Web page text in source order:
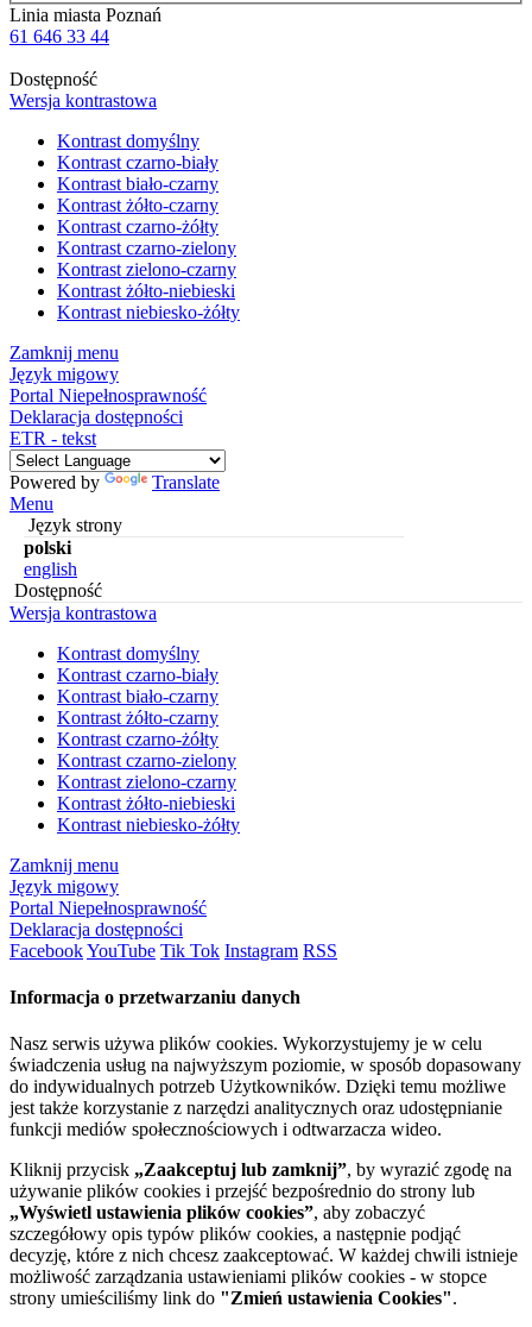
Linia miasta Poznań
61 646 33 44
Dostępność
Wersja kontrastowa
Kontrast domyślny
Kontrast czarno-biały
Kontrast biało-czarny
Kontrast żółto-czarny
Kontrast czarno-żółty
Kontrast czarno-zielony
Kontrast zielono-czarny
Kontrast żółto-niebieski
Kontrast niebiesko-żółty
Zamknij menu
Język migowy
Portal Niepełnosprawność
Deklaracja dostępności
ETR - tekst
Powered by
Translate
Menu
Język strony
polski
english
Dostępność
Wersja kontrastowa
Kontrast domyślny
Kontrast czarno-biały
Kontrast biało-czarny
Kontrast żółto-czarny
Kontrast czarno-żółty
Kontrast czarno-zielony
Kontrast zielono-czarny
Kontrast żółto-niebieski
Kontrast niebiesko-żółty
Zamknij menu
Język migowy
Portal Niepełnosprawność
Deklaracja dostępności
FacebookYouTube Tik Tok Instagram RSS
Informacja o przetwarzaniu danych
Nasz serwis używa plików cookies. Wykorzystujemy je w celu
świadczenia usług na najwyższym poziomie, w sposób dopasowany
do indywidualnych potrzeb Użytkowników. Dzięki temu możliwe
jest także korzystanie z narzędzi analitycznych oraz udostępnianie
funkcji mediów społecznościowych i odtwarzacza wideo.
Kliknij przycisk „Zaakceptuj lub zamknij”, by wyrazić zgodę na
używanie plików cookies i przejść bezpośrednio do strony lub
„Wyświetl ustawienia plików cookies”, aby zobaczyć
szczegółowy opis typów plików cookies, a następnie podjąć
decyzję, które z nich chcesz zaakceptować. W każdej chwili istnieje
możliwość zarządzania ustawieniami plików cookies - w stopce
strony umieściliśmy link do "Zmień ustawienia Cookies".